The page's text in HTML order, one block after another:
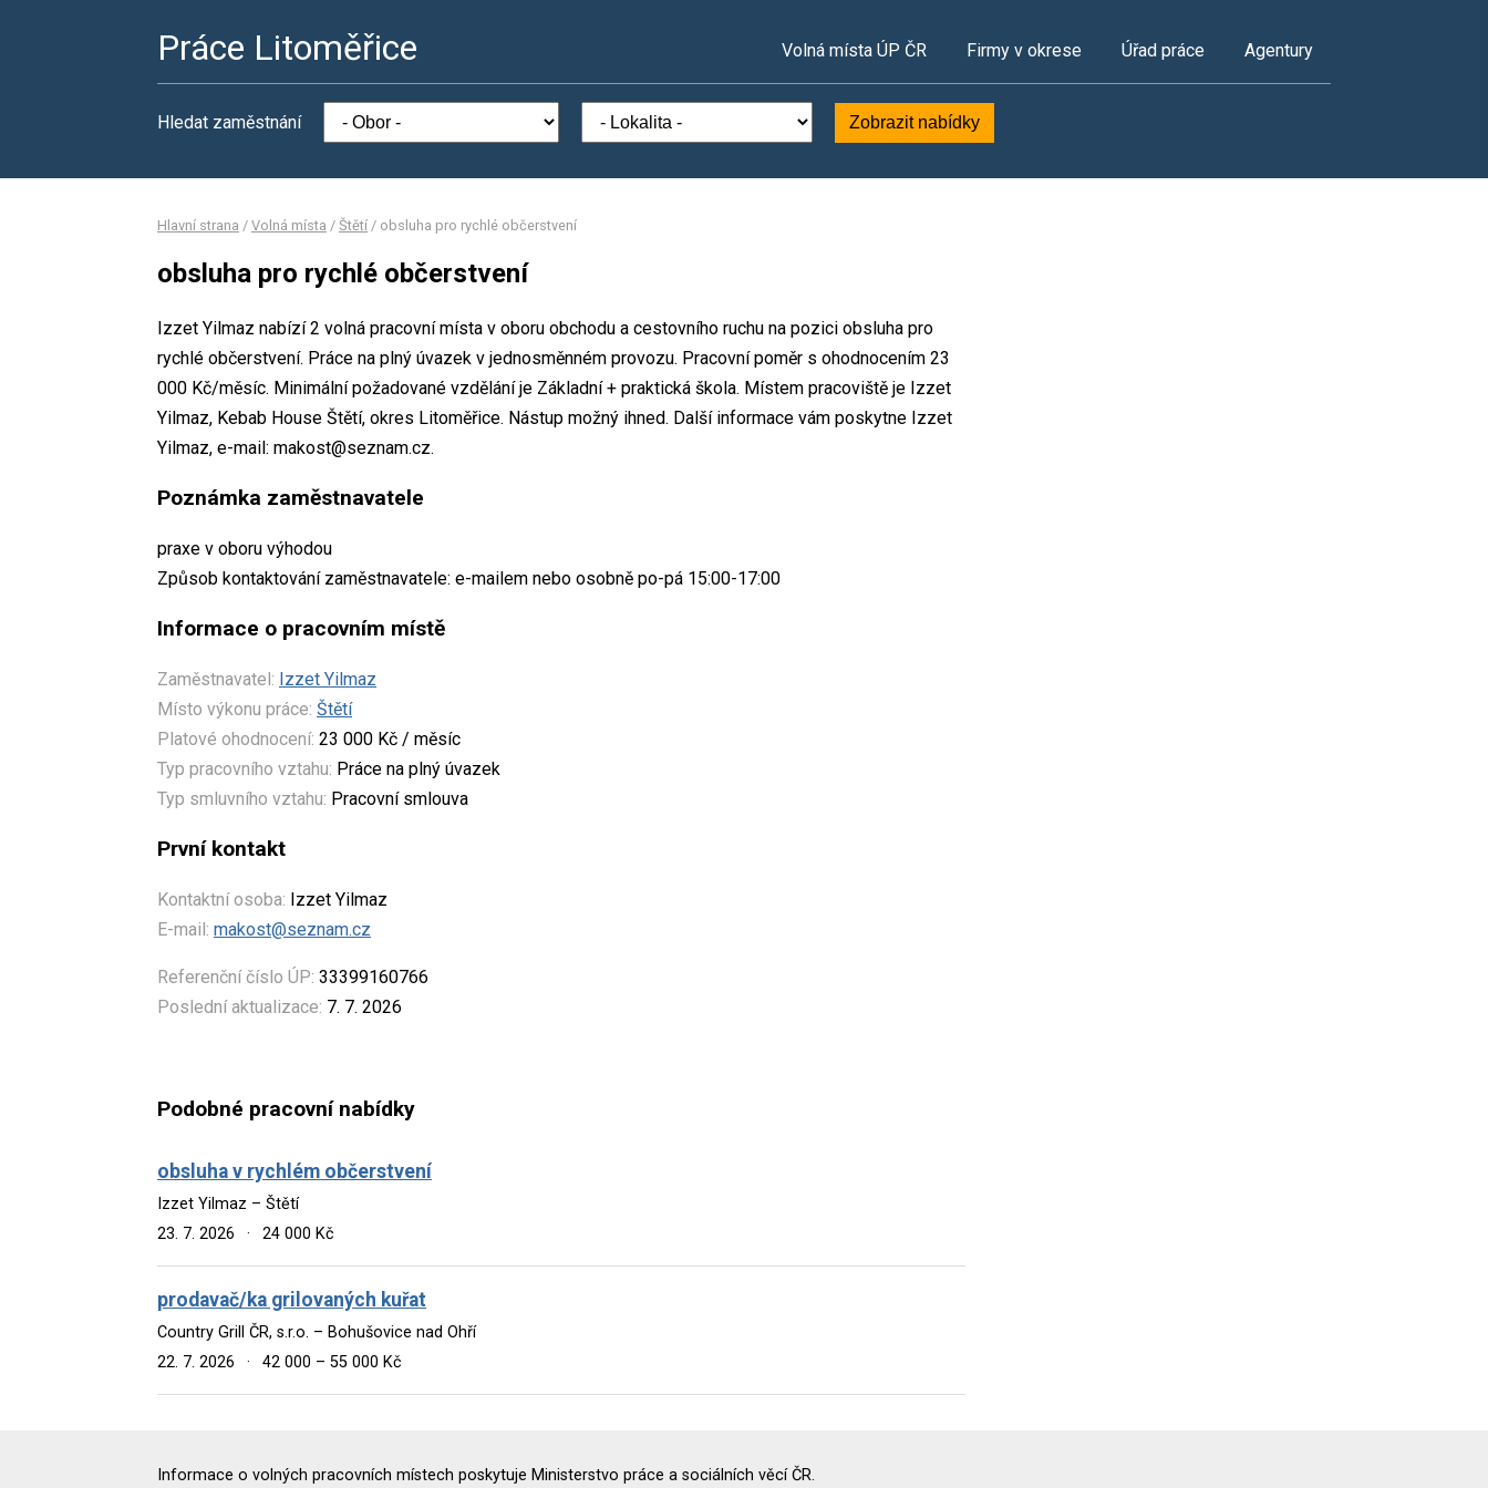
Práce Litoměřice Volná místa ÚP ČR Firmy v okrese Úřad práce Agentury
Hledat zaměstnání Zobrazit nabídky
Hlavní strana / Volná místa / Štětí / obsluha pro rychlé občerstvení
obsluha pro rychlé občerstvení
Izzet Yilmaz nabízí 2 volná pracovní místa v oboru obchodu a cestovního ruchu na pozici obsluha pro
rychlé občerstvení. Práce na plný úvazek v jednosměnném provozu. Pracovní poměr s ohodnocením 23
000 Kč/měsíc. Minimální požadované vzdělání je Základní + praktická škola. Místem pracoviště je Izzet
Yilmaz, Kebab House Štětí, okres Litoměřice. Nástup možný ihned. Další informace vám poskytne Izzet
Yilmaz, e-mail: makost@seznam.cz.
Poznámka zaměstnavatele
praxe v oboru výhodou
Způsob kontaktování zaměstnavatele: e-mailem nebo osobně po-pá 15:00-17:00
Informace o pracovním místě
Zaměstnavatel: Izzet Yilmaz
Místo výkonu práce: Štětí
Platové ohodnocení: 23 000 Kč / měsíc
Typ pracovního vztahu: Práce na plný úvazek
Typ smluvního vztahu: Pracovní smlouva
První kontakt
Kontaktní osoba: Izzet Yilmaz
E-mail: makost@seznam.cz
Referenční číslo ÚP: 33399160766
Poslední aktualizace: 7. 7. 2026
Podobné pracovní nabídky
obsluha v rychlém občerstvení
Izzet Yilmaz – Štětí
23. 7. 2026
· 24 000 Kč
prodavač/ka grilovaných kuřat
Country Grill ČR, s.r.o. – Bohušovice nad Ohří
22. 7. 2026
· 42 000 – 55 000 Kč
Informace o volných pracovních místech poskytuje Ministerstvo práce a sociálních věcí ČR.